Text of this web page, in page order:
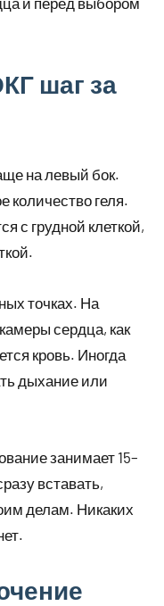
шаг за
на левый бок.
количество геля.
с грудной клеткой,
точках. На
сердца, как
кровь. Иногда
дыхание или
занимает 15–
вставать,
делам. Никаких